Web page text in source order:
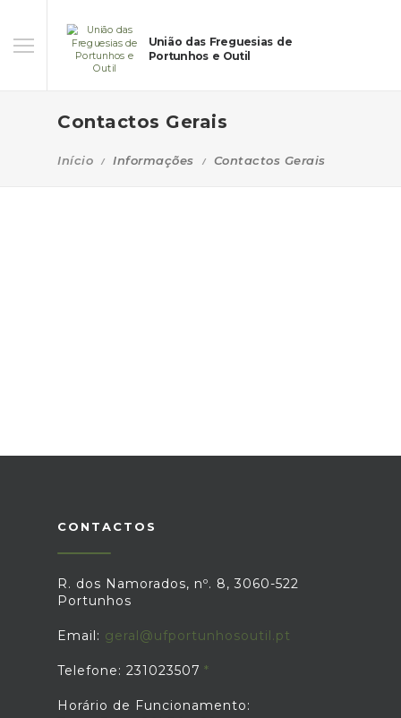
União das Freguesias de
Portunhos e Outil
Contactos Gerais
Início Informações Contactos Gerais
CONTACTOS
R. dos Namorados, nº. 8, 3060-522
Portunhos
Email: geral@ufportunhosoutil.pt
Telefone: 231023507
Horário de Funcionamento: